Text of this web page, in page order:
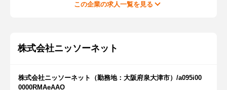
この企業の求人一覧を見る
株式会社ニッソーネット
株式会社ニッソーネット（勤務地：大阪府泉大津市）/a095i00
0000RMAeAAO